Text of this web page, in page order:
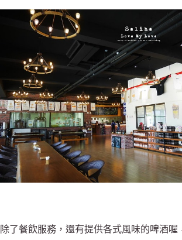
除了餐飲服務，還有提供各式風味的啤酒喔